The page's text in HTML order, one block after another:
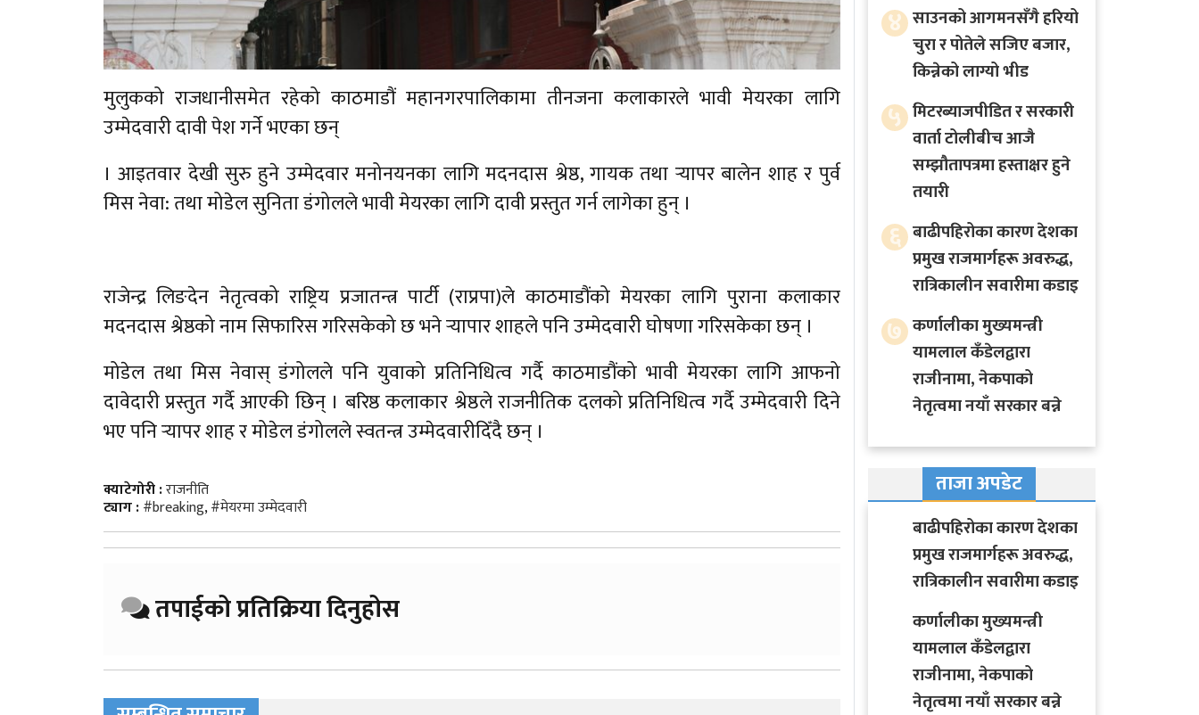
मुलुकको राजधानीसमेत रहेको काठमाडौं महानगरपालिकामा तीनजना कलाकारले भावी मेयरका लागि
उम्मेदवारी दावी पेश गर्ने भएका छन्
। आइतवार देखी सुरु हुने उम्मेदवार मनोनयनका लागि मदनदास श्रेष्ठ, गायक तथा र्‍यापर बालेन शाह र पुर्व
मिस नेवा: तथा मोडेल सुनिता डंगोलले भावी मेयरका लागि दावी प्रस्तुत गर्न लागेका हुन् ।
राजेन्द्र लिङदेन नेतृत्वको राष्ट्रिय प्रजातन्त्र पार्टी (राप्रपा)ले काठमाडौंको मेयरका लागि पुराना कलाकार
मदनदास श्रेष्ठको नाम सिफारिस गरिसकेको छ भने र्‍यापार शाहले पनि उम्मेदवारी घोषणा गरिसकेका छन् ।
मोडेल तथा मिस नेवास् डंगोलले पनि युवाको प्रतिनिधित्व गर्दै काठमाडौंको भावी मेयरका लागि आफनो
दावेदारी प्रस्तुत गर्दै आएकी छिन् । बरिष्ठ कलाकार श्रेष्ठले राजनीतिक दलको प्रतिनिधित्व गर्दै उम्मेदवारी दिने
भए पनि र्‍यापर शाह र मोडेल डंगोलले स्वतन्त्र उम्मेदवारीदिँदै छन् ।
क्याटेगोरी :राजनीति
ट्याग :#breaking,#मेयरमा उम्मेदवारी
तपाईको प्रतिक्रिया दिनुहोस
४ साउनको आगमनसँगै हरियो
चुरा र पोतेले सजिए बजार,
किन्नेको लाग्यो भीड
५ मिटरब्याजपीडित र सरकारी
वार्ता टोलीबीच आजै
सम्झौतापत्रमा हस्ताक्षर हुने
तयारी
६ बाढीपहिरोका कारण देशका
प्रमुख राजमार्गहरू अवरुद्ध,
रात्रिकालीन सवारीमा कडाइ
७ कर्णालीका मुख्यमन्त्री
यामलाल कँडेलद्वारा
राजीनामा, नेकपाको
नेतृत्वमा नयाँ सरकार बन्ने
ताजा अपडेट
बाढीपहिरोका कारण देशका
प्रमुख राजमार्गहरू अवरुद्ध,
रात्रिकालीन सवारीमा कडाइ
कर्णालीका मुख्यमन्त्री
यामलाल कँडेलद्वारा
राजीनामा, नेकपाको
नेतृत्वमा नयाँ सरकार बन्ने